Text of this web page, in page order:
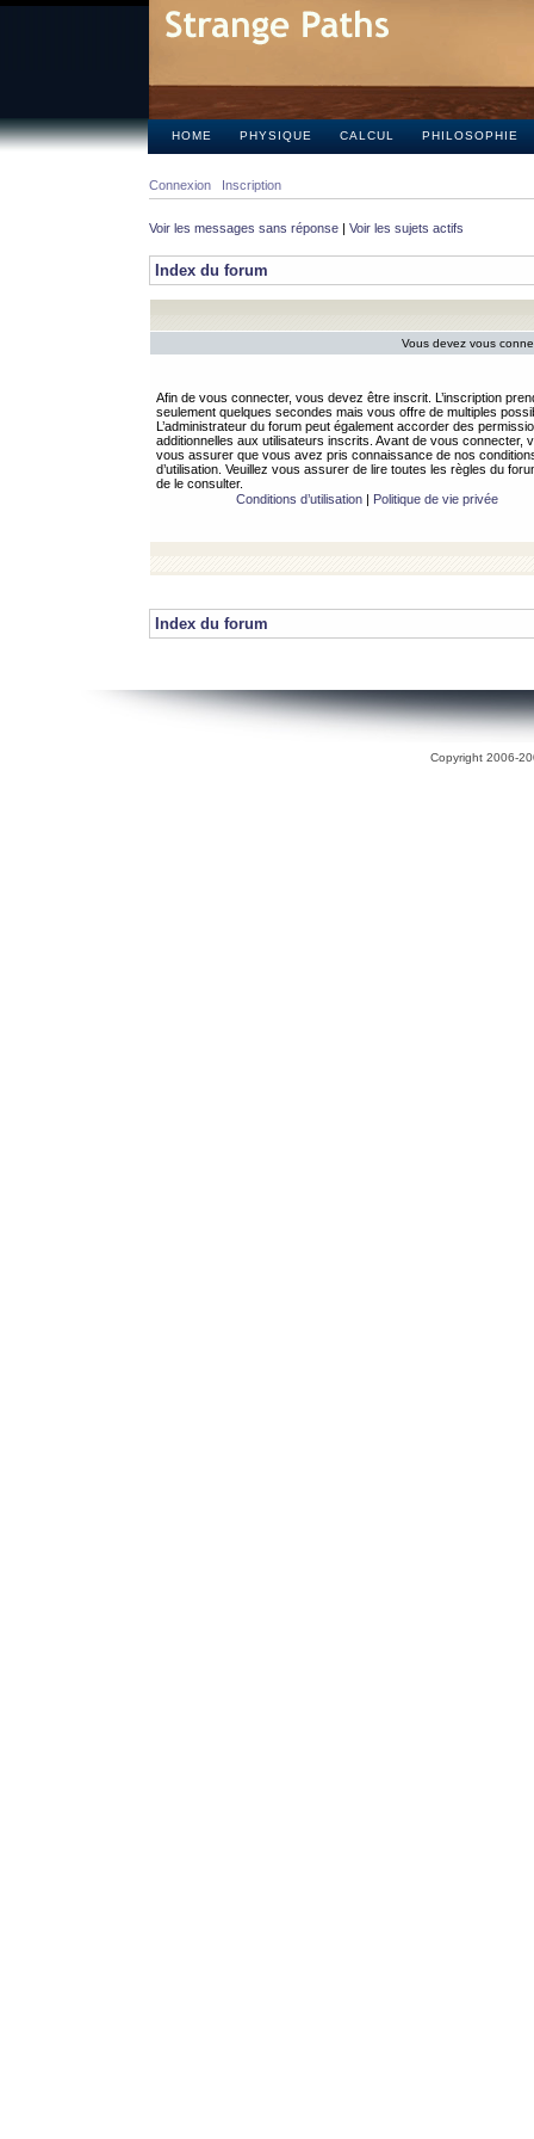
HOME PHYSIQUE CALCUL PHILOSOPHIE
Connexion Inscription
Voir les messages sans réponse | Voir les sujets actifs
Index du forum
Vous devez vous
Afin de vous connecter, vous devez être inscrit. L’inscription
seulement quelques secondes mais vous offre de multiples
L’administrateur du forum peut également accorder des
additionnelles aux utilisateurs inscrits. Avant de vous connecter,
vous assurer que vous avez pris connaissance de nos
d’utilisation. Veuillez vous assurer de lire toutes les règles du
de le consulter.
Conditions d’utilisation| Politique de vie privée
Index du forum
Copyright 2006-